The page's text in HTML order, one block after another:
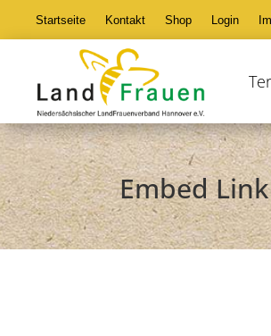
Startseite Kontakt Shop Login
Embed Link